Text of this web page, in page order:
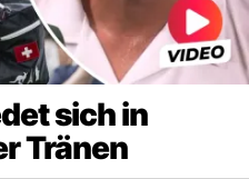
sich in
Tränen